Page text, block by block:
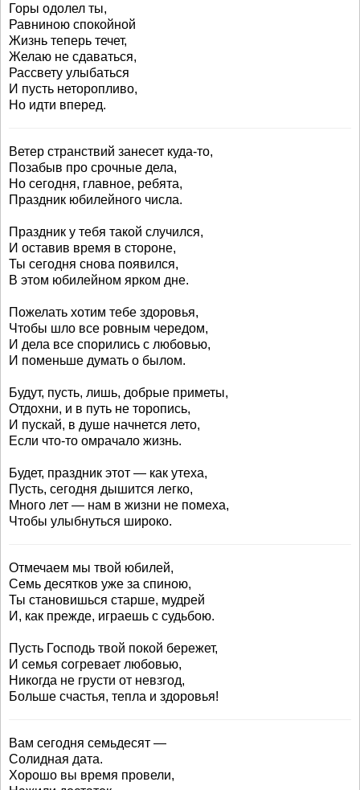
Горы одолел ты,
Равниною спокойной
Жизнь теперь течет,
Желаю не сдаваться,
Рассвету улыбаться
И пусть неторопливо,
Но идти вперед.
Ветер странствий занесет куда-то,
Позабыв про срочные дела,
Но сегодня, главное, ребята,
Праздник юбилейного числа.
Праздник у тебя такой случился,
И оставив время в стороне,
Ты сегодня снова появился,
В этом юбилейном ярком дне.
Пожелать хотим тебе здоровья,
Чтобы шло все ровным чередом,
И дела все спорились с любовью,
И поменьше думать о былом.
Будут, пусть, лишь, добрые приметы,
Отдохни, и в путь не торопись,
И пускай, в душе начнется лето,
Если что-то омрачало жизнь.
Будет, праздник этот — как утеха,
Пусть, сегодня дышится легко,
Много лет — нам в жизни не помеха,
Чтобы улыбнуться широко.
Отмечаем мы твой юбилей,
Семь десятков уже за спиною,
Ты становишься старше, мудрей
И, как прежде, играешь с судьбою.
Пусть Господь твой покой бережет,
И семья согревает любовью,
Никогда не грусти от невзгод,
Больше счастья, тепла и здоровья!
Вам сегодня семьдесят —
Солидная дата.
Хорошо вы время провели,